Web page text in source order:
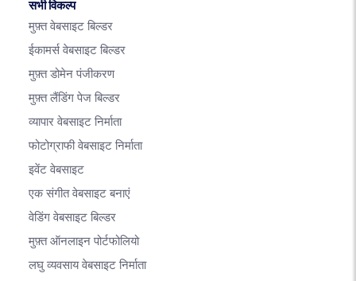
सभी विकल्प
मुफ़्त वेबसाइट बिल्डर
ईकामर्स वेबसाइट बिल्डर
मुफ़्त डोमेन पंजीकरण
मुफ़्त लैंडिंग पेज बिल्डर
व्यापार वेबसाइट निर्माता
फोटोग्राफी वेबसाइट निर्माता
इवेंट वेबसाइट
एक संगीत वेबसाइट बनाएं
वेडिंग वेबसाइट बिल्डर
मुफ़्त ऑनलाइन पोर्टफोलियो
लघु व्यवसाय वेबसाइट निर्माता